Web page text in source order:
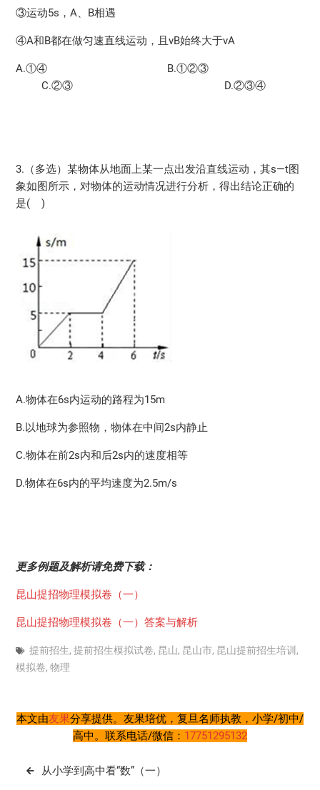
③运动5s，A、B相遇
④A和B都在做匀速直线运动，且vB始终大于vA
A.①④ B.①②③
C.②③ D.②③④
3.（多选）某物体从地面上某一点出发沿直线运动，其s—t图
象如图所示，对物体的运动情况进行分析，得出结论正确的
是( )
A.物体在6s内运动的路程为15m
B.以地球为参照物，物体在中间2s内静止
C.物体在前2s内和后2s内的速度相等
D.物体在6s内的平均速度为2.5m/s
更多例题及解析请免费下载：
昆山提招物理模拟卷（一）
昆山提招物理模拟卷（一）答案与解析
提前招生, 提前招生模拟试卷, 昆山, 昆山市, 昆山提前招生培训 ,
模拟卷, 物理
本文由友果分享提供。友果培优，复旦名师执教，小学/初中/
高中。联系电话/微信： 17751295132
文
从小学到高中看“数”（一）